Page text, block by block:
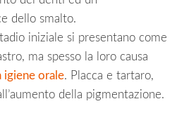
dello smalto.
iniziale si presentano come
ma spesso la loro causa
igiene orale. Placca e tartaro,
della pigmentazione.